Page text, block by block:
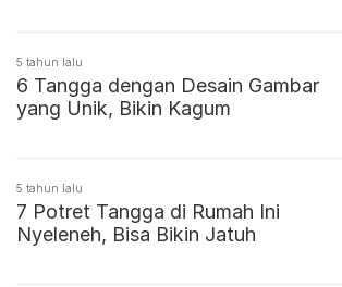
5 tahun lalu
6 Tangga dengan Desain Gambar
yang Unik, Bikin Kagum
5 tahun lalu
7 Potret Tangga di Rumah Ini
Nyeleneh, Bisa Bikin Jatuh